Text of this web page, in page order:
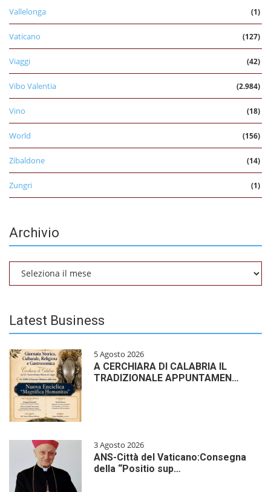
Vallelonga (1)
Vaticano (127)
Viaggi (42)
Vibo Valentia (2.984)
Vino (18)
World (156)
Zibaldone (14)
Zungri (1)
Archivio
Archivio
Latest Business
5 Agosto 2026
A CERCHIARA DI CALABRIA IL
TRADIZIONALE APPUNTAMEN…
3 Agosto 2026
ANS-Città del Vaticano:Consegna
della “Positio sup…